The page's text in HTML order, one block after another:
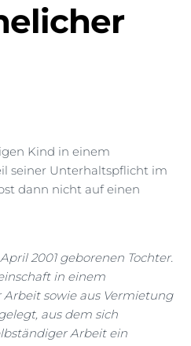
Kind in einem
seiner Unterhaltspflicht im
dann nicht auf einen
2001 geborenen Tochter.
in einem
sowie aus Vermietung
aus dem sich
Arbeit ein